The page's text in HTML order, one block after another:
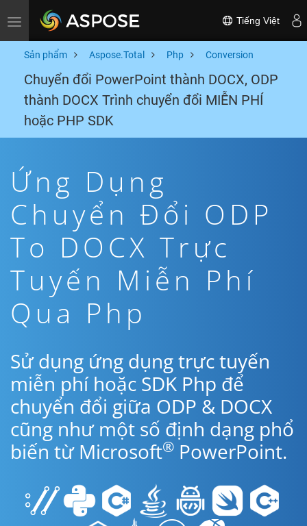
Toggle navigation Tiếng Việt
Sản phẩm Aspose.Total Php Conversion
Chuyển đổi PowerPoint thành DOCX, ODP
thành DOCX Trình chuyển đổi MIỄN PHÍ
hoặc PHP SDK
Ứng Dụng
Chuyển Đổi ODP
To DOCX Trực
Tuyến Miễn Phí
Qua Php
Sử dụng ứng dụng trực tuyến
miễn phí hoặc SDK Php để
chuyển đổi giữa ODP & DOCX
cũng như một số định dạng phổ
biến từ Microsoft® PowerPoint.